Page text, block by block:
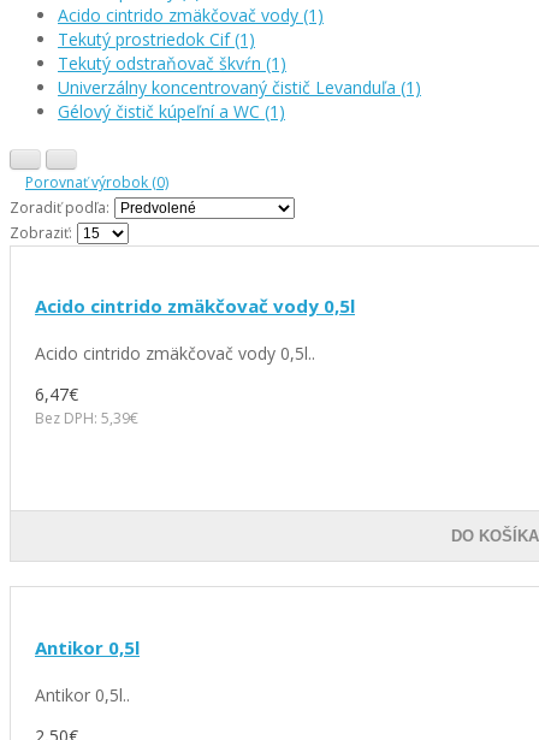
Acido cintrido zmäkčovač vody (1)
Tekutý prostriedok Cif (1)
Tekutý odstraňovač škvŕn (1)
Univerzálny koncentrovaný čistič Levanduľa (1)
Gélový čistič kúpeľní a WC (1)
Porovnať výrobok (0)
Zoradiť podľa:
Zobraziť:
Acido cintrido zmäkčovač vody 0,5l
Acido cintrido zmäkčovač vody 0,5l..
6,47€
Bez DPH: 5,39€
DO KOŠÍKA
Antikor 0,5l
Antikor 0,5l..